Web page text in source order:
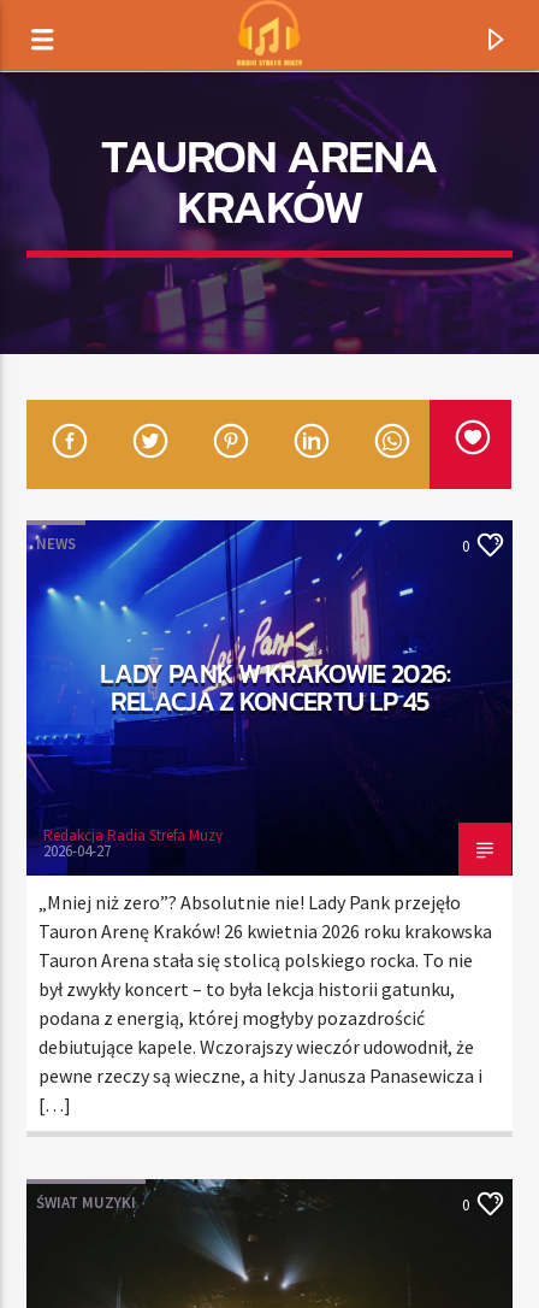
TERAZ GRAMY
TYTUŁ
ARTYSTA
RADIO STREFA MUZY
00:00 21:00
Radio Strefa Muzy
TAURON ARENA
KRAKÓW
NEWS 0
LADY PANK W KRAKOWIE 2026:
RELACJA Z KONCERTU LP 45
Redakcja Radia Strefa Muzy
2026-04-27
„Mniej niż zero”? Absolutnie nie! Lady Pank przejęło
Tauron Arenę Kraków! 26 kwietnia 2026 roku krakowska
Tauron Arena stała się stolicą polskiego rocka. To nie
był zwykły koncert – to była lekcja historii gatunku,
podana z energią, której mogłyby pozazdrościć
debiutujące kapele. Wczorajszy wieczór udowodnił, że
pewne rzeczy są wieczne, a hity Janusza Panasewicza i
[…]
ŚWIAT MUZYKI 0